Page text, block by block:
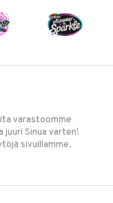
varastoomme
juuri Sinua varten!
sivuillamme.